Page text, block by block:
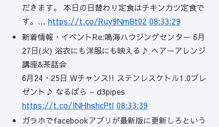
だきます。 本日の日替わり定食はチキンカツ定食で
す。… https://t.co/Ruy9NmBt02 08:33:29
新着情報・イベントRe:鳴海ハウジングセンター 6月
27日(火) 浴衣にも洋服にも映える♪ ヘアーアレンジ
講座&茶話会
6月24・25日 Wチャンス!! ステンレスケトル1.0プレ
ゼント♪ なるぱら – d3pipes
https://t.co/INHhshcPtl 08:33:39
ガラホでfacebookアプリが最新版に更新しろという